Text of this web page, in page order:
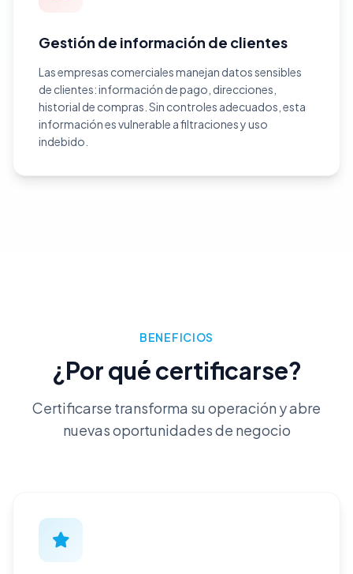
Gestión de información de clientes
Las empresas comerciales manejan datos sensibles
de clientes: información de pago, direcciones,
historial de compras. Sin controles adecuados, esta
información es vulnerable a filtraciones y uso
indebido.
BENEFICIOS
¿Por qué certificarse?
Certificarse transforma su operación y abre
nuevas oportunidades de negocio